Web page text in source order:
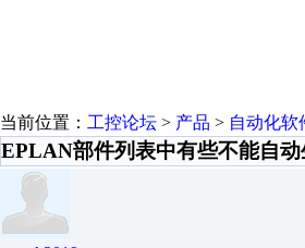
当前位置： 工控论坛 > 产品 > 自动化软
EPLAN部件列表中有些不能自